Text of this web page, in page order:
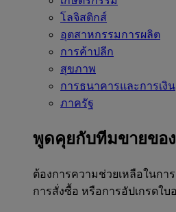
โลจิสติกส์
อุตสาหกรรมการผลิต
การค้าปลีก
สุขภาพ
การธนาคารและการเงิน
ภาครัฐ
พูดคุยกับทีมขายของ
ต้องการความช่วยเหลือในกา
การสั่งซื้อ หรือการอัปเกรดใ